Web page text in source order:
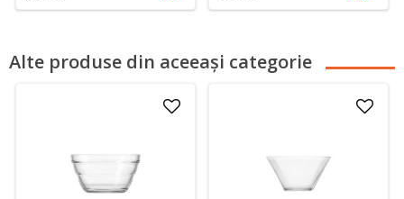
Alte produse din aceeași categorie